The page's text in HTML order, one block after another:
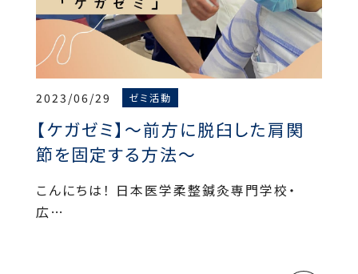
2023/06/29 ゼミ活動
【ケガゼミ】～前方に脱臼した肩関
節を固定する方法～
こんにちは！ 日本医学柔整鍼灸専門学校・
広…